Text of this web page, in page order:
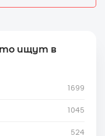
ищут в
1699
1045
524